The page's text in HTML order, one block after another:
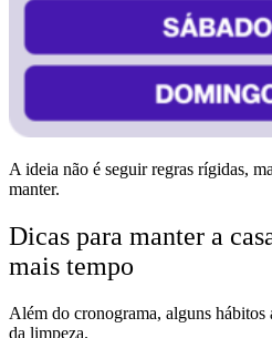
A ideia não é seguir regras rígidas,
manter.
Dicas para manter a
mais tempo
Além do cronograma, alguns
da limpeza.